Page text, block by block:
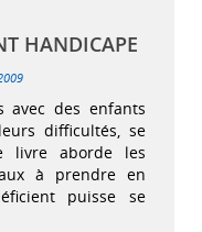
HANDICAPE
avec des enfants
difficultés, se
livre aborde les
à prendre en
puisse se